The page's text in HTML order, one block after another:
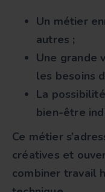
Un métier
autres ;
Une grande
les besoins
La
bien-être
Ce métier
créatives et
combiner travail